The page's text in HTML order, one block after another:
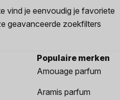
vind je eenvoudig je favoriete
geavanceerde zoekfilters
Populaire merken
Amouage parfum
Aramis parfum